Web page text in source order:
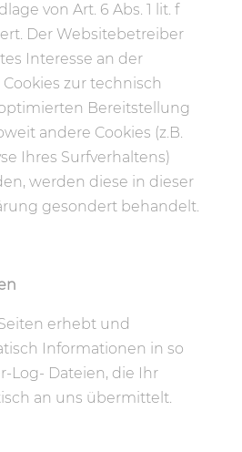
von Art. 6 Abs. 1 lit. f
Der Websitebetreiber
Interesse an der
zur technisch
Bereitstellung
andere Cookies (z.B.
Ihres Surfverhaltens)
werden diese in dieser
gesondert behandelt.
erhebt und
Informationen in so
Log- Dateien, die Ihr
an uns übermittelt.